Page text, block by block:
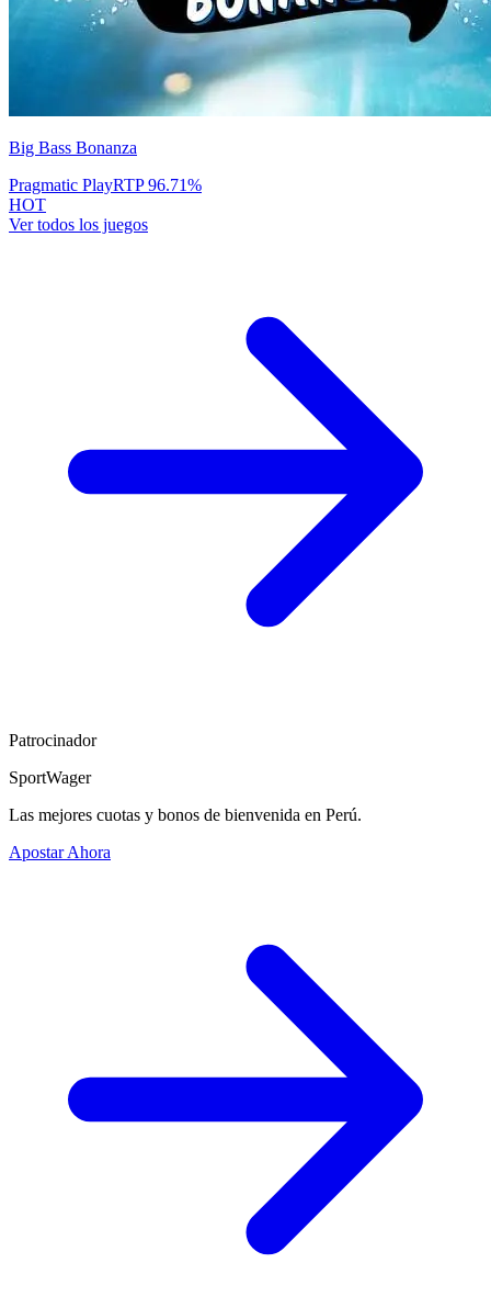
Big Bass Bonanza
Pragmatic PlayRTP96.71%
HOT
Ver todos los juegos
Patrocinador
SportWager
Las mejores cuotas y bonos de bienvenida en Perú.
Apostar Ahora